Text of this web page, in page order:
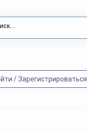
/ Зарегистрироваться